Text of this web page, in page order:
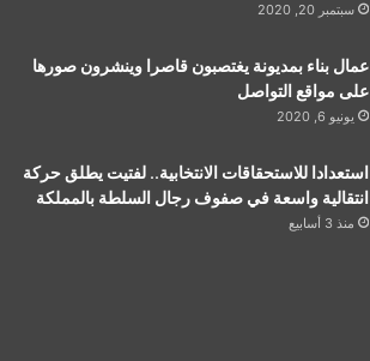
سبتمبر 20, 2020
عمال بناء بمديونة يغتصبون قاصرا وينشرون صورها
على مواقع التواصل
يونيو 6, 2020
استعدادا للاستحقاقات الانتخابية.. لفتيت يطلق حركة
انتقالية واسعة في صفوف رجال السلطة بالمملكة
منذ 3 أسابيع